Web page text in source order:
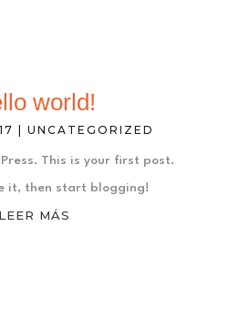
world!
UNCATEGORIZED
This is your first post.
it, then start blogging!
LEER MÁS